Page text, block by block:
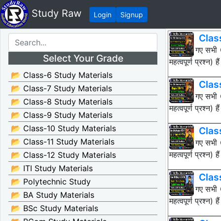
Study Raw Login Signup
Select Your Grade
📂 Class-6 Study Materials
📂 Class-7 Study Materials
📂 Class-8 Study Materials
📂 Class-9 Study Materials
📂 Class-10 Study Materials
📂 Class-11 Study Materials
📂 Class-12 Study Materials
📂 ITI Study Materials
📂 Polytechnic Study
📂 BA Study Materials
📂 BSc Study Materials
नीचे दिए गए
महत्वपूर्ण
नीचे दिए गए
महत्वपूर्ण
नीचे दिए गए
महत्वपूर्ण
नीचे दिए गए
महत्वपूर्ण